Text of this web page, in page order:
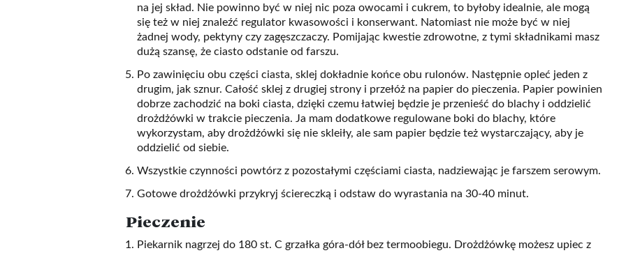
na jej skład. Nie powinno być w niej nic poza owocami i cukrem, to byłoby idealnie, ale mogą
się też w niej znaleźć regulator kwasowości i konserwant. Natomiast nie może być w niej
żadnej wody, pektyny czy zagęszczaczy. Pomijając kwestie zdrowotne, z tymi składnikami masz
dużą szansę, że ciasto odstanie od farszu.
Po zawinięciu obu części ciasta, sklej dokładnie końce obu rulonów. Następnie opleć jeden z
drugim, jak sznur. Całość sklej z drugiej strony i przełóż na papier do pieczenia. Papier powinien
dobrze zachodzić na boki ciasta, dzięki czemu łatwiej będzie je przenieść do blachy i oddzielić
drożdżówki w trakcie pieczenia. Ja mam dodatkowe regulowane boki do blachy, które
wykorzystam, aby drożdżówki się nie skleiły, ale sam papier będzie też wystarczający, aby je
oddzielić od siebie.
Wszystkie czynności powtórz z pozostałymi częściami ciasta, nadziewając je farszem serowym.
Gotowe drożdżówki przykryj ściereczką i odstaw do wyrastania na 30-40 minut.
Pieczenie
Piekarnik nagrzej do 180 st. C grzałka góra-dół bez termoobiegu. Drożdżówkę możesz upiec z